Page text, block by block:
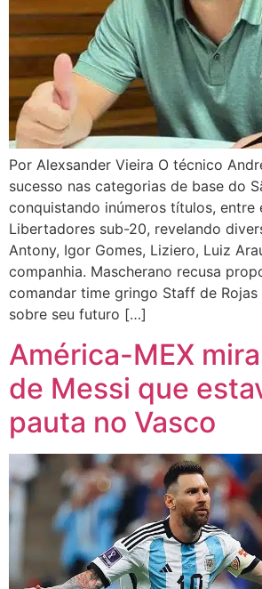
Por Alexsander Vieira O técnico
sucesso nas categorias de base do
conquistando inúmeros títulos, entre
Libertadores sub-20, revelando
Antony, Igor Gomes, Liziero, Luiz
companhia. Mascherano recusa
comandar time gringo Staff de
sobre seu futuro […]
América-MEX
de Messi que
pauta no Vasco